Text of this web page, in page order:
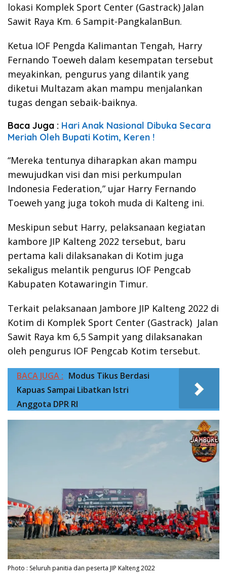
lokasi Komplek Sport Center (Gastrack) Jalan
Sawit Raya Km. 6 Sampit-PangkalanBun.
Ketua IOF Pengda Kalimantan Tengah, Harry
Fernando Toeweh dalam kesempatan tersebut
meyakinkan, pengurus yang dilantik yang
diketui Multazam akan mampu menjalankan
tugas dengan sebaik-baiknya.
Baca Juga : Hari Anak Nasional Dibuka Secara
Meriah Oleh Bupati Kotim, Keren !
“Mereka tentunya diharapkan akan mampu
mewujudkan visi dan misi perkumpulan
Indonesia Federation,” ujar Harry Fernando
Toeweh yang juga tokoh muda di Kalteng ini.
Meskipun sebut Harry, pelaksanaan kegiatan
kambore JIP Kalteng 2022 tersebut, baru
pertama kali dilaksanakan di Kotim juga
sekaligus melantik pengurus IOF Pengcab
Kabupaten Kotawaringin Timur.
Terkait pelaksanaan Jambore JIP Kalteng 2022 di
Kotim di Komplek Sport Center (Gastrack) Jalan
Sawit Raya km 6,5 Sampit yang dilaksanakan
oleh pengurus IOF Pengcab Kotim tersebut.
BACA JUGA : Modus Tikus Berdasi
Kapuas Sampai Libatkan Istri
Anggota DPR RI
Photo : Seluruh panitia dan peserta JIP Kalteng 2022